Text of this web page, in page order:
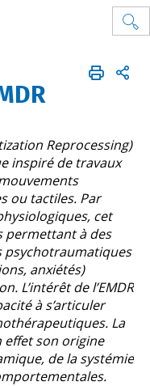
Reprocessing)
inspiré de travaux
ou tactiles. Par
cet
permettant à des
psychotraumatiques
anxiétés)
L’intérêt de l’EMDR
à s’articuler
La
effet son origine
de la systémie